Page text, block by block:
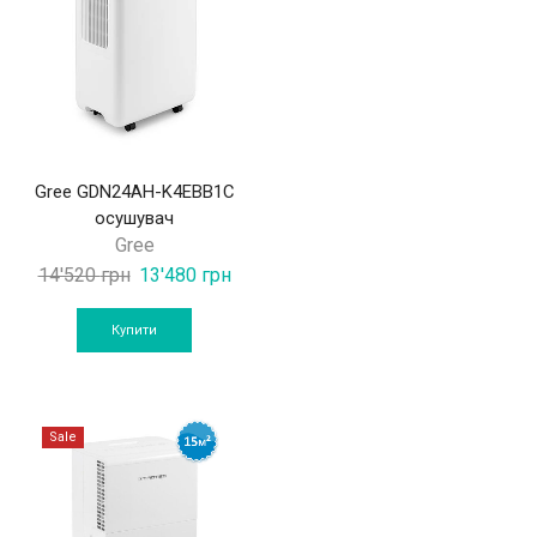
Gree GDN24AH-K4EBB1C
осушувач
Gree
14'520грн Original
price
was:
14'520 грн.
13'480 грнCurrent
Купити
Sale